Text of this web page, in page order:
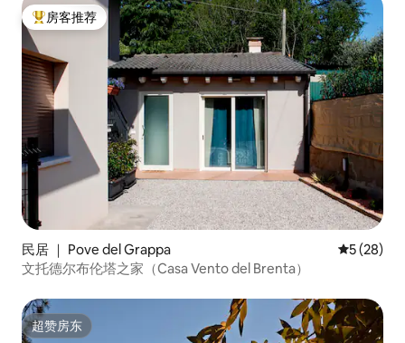
热门「房客推荐」
房客推荐
民居 ｜ Pove del Grappa 平均评分
5 (28)
文托德尔布伦塔之家（Casa Vento del Brenta）
超赞房东
超赞房东